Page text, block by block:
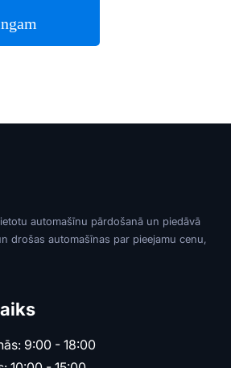
automašīnu pārdošanā un piedāvā
drošas automašīnas par pieejamu cenu,
9:00 - 18:00